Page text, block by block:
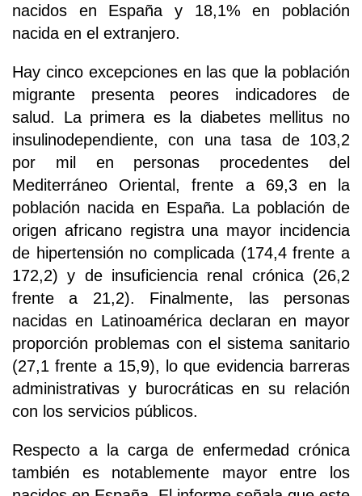
nacidos en España y 18,1% en población
nacida en el extranjero.
Hay cinco excepciones en las que la población
migrante presenta peores indicadores de
salud. La primera es la diabetes mellitus no
insulinodependiente, con una tasa de 103,2
por mil en personas procedentes del
Mediterráneo Oriental, frente a 69,3 en la
población nacida en España. La población de
origen africano registra una mayor incidencia
de hipertensión no complicada (174,4 frente a
172,2) y de insuficiencia renal crónica (26,2
frente a 21,2). Finalmente, las personas
nacidas en Latinoamérica declaran en mayor
proporción problemas con el sistema sanitario
(27,1 frente a 15,9), lo que evidencia barreras
administrativas y burocráticas en su relación
con los servicios públicos.
Respecto a la carga de enfermedad crónica
también es notablemente mayor entre los